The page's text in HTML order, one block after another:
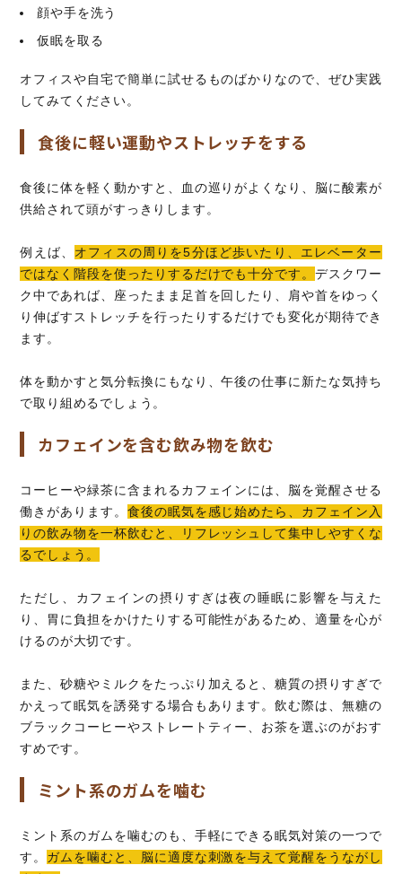
顔や手を洗う
仮眠を取る
オフィスや自宅で簡単に試せるものばかりなので、ぜひ実践
してみてください。
食後に軽い運動やストレッチをする
食後に体を軽く動かすと、血の巡りがよくなり、脳に酸素が
供給されて頭がすっきりします。
例えば、 オフィスの周りを5分ほど歩いたり、エレベーター
ではなく階段を使ったりするだけでも十分です。デスクワー
ク中であれば、座ったまま足首を回したり、肩や首をゆっく
り伸ばすストレッチを行ったりするだけでも変化が期待でき
ます。
体を動かすと気分転換にもなり、午後の仕事に新たな気持ち
で取り組めるでしょう。
カフェインを含む飲み物を飲む
コーヒーや緑茶に含まれるカフェインには、脳を覚醒させる
働きがあります。 食後の眠気を感じ始めたら、カフェイン入
りの飲み物を一杯飲むと、リフレッシュして集中しやすくな
るでしょう。
ただし、カフェインの摂りすぎは夜の睡眠に影響を与えた
り、胃に負担をかけたりする可能性があるため、適量を心が
けるのが大切です。
また、砂糖やミルクをたっぷり加えると、糖質の摂りすぎで
かえって眠気を誘発する場合もあります。飲む際は、無糖の
ブラックコーヒーやストレートティー、お茶を選ぶのがおす
すめです。
ミント系のガムを噛む
ミント系のガムを噛むのも、手軽にできる眠気対策の一つで
す。 ガムを噛むと、脳に適度な刺激を与えて覚醒をうながし